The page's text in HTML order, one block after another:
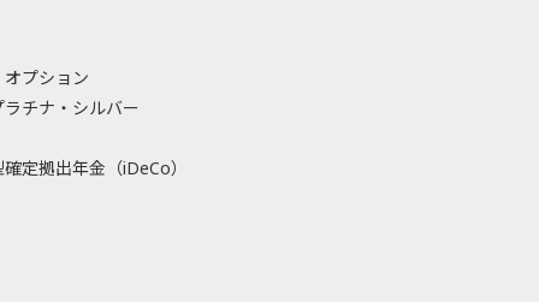
プション
ラチナ・シルバー
定拠出年金（iDeCo）